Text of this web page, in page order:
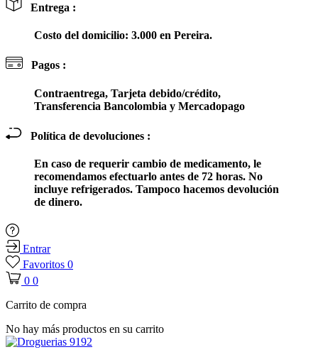
Entrega :
Costo del domicilio: 3.000 en Pereira.
Pagos :
Contraentrega, Tarjeta debido/crédito,
Transferencia Bancolombia y Mercadopago
Política de devoluciones :
En caso de requerir cambio de medicamento, le
recomendamos efectuarlo antes de 72 horas. No
incluye refrigerados. Tampoco hacemos devolución
de dinero.
Entrar
Favoritos 0
0 0
Carrito de compra
No hay más productos en su carrito